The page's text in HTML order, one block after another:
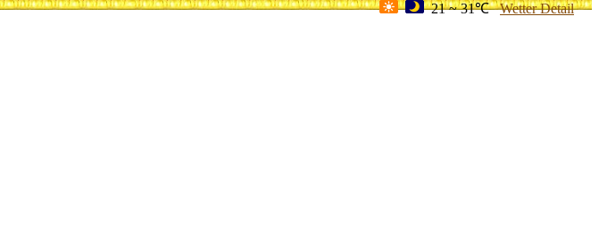
21 ~ 31℃ Wetter Detail